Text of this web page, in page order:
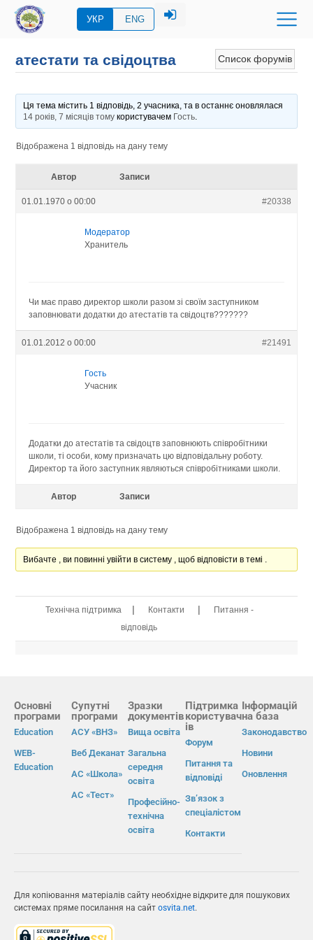
УКР ENG
Список форумів
атестати та свідоцтва
Ця тема містить 1 відповідь, 2 учасника, та в останнє оновлялася
14 років, 7 місяців томукористувачем Гость.
Відображена 1 відповідь на дану тему
Автор Записи
01.01.1970 о 00:00 #20338
Модератор
Хранитель
Чи має право директор школи разом зі своїм заступником
заповнювати додатки до атестатів та свідоцтв???????
01.01.2012 о 00:00 #21491
Гость
Учасник
Додатки до атестатів та свідоцтв заповнюють співробітники
школи, ті особи, кому призначать цю відповідальну роботу.
Директор та його заступник являються співробітниками школи.
Автор Записи
Відображена 1 відповідь на дану тему
Вибачте , ви повинні увійти в систему , щоб відповісти в темі .
Технічна підтримка | Контакти |
Питання -
відповідь
Основні
програми
Education
WEB-
Education
Супутні
програми
АСУ «ВНЗ»
Веб Деканат
АС «Школа»
АС «Тест»
Зразки
документів
Вища освіта
Загальна
середня
освіта
Професійно-
технічна
освіта
Підтримка
користувач
ів
Форум
Питання та
відповіді
Зв’язок з
спеціалістом
Контакти
Інформацій
на база
Законодавство
Новини
Оновлення
Для копіювання матеріалів сайту необхідне відкрите для пошукових
системах пряме посилання на сайт osvita.net.